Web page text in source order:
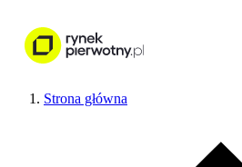
Strona główna